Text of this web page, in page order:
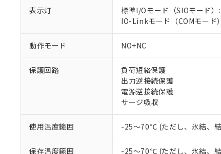
表示灯
標準I/Oモード（SIOモード
IO-Linkモード（COMモー
動作モード NO+NC
保護回路
負荷短絡保護
出力逆接続保護
電源逆接続保護
サージ吸収
使用温度範囲 -25～70℃ (ただし、氷結、
保存温度範囲 -25～70℃ (ただし、氷結、
ご利用条
のであり
い。
正式な納
対応予定なし：
調査・確認中：
非該当品：ライ
*EU RoHS指令（10物
鉛(Pb) 1000ppm以
六価クロム(Cr(Ⅵ))
フタル酸ビス(2-エ
フタル酸エステル類
※2 対応予定
※1 中国
「○」：最大均
「×」：最大均
「－」：未確認
Cr(Ⅵ)(六価クロム) :
DEHP(フタル酸ビス
ます。
当社は貴
当社は、
一定
一定